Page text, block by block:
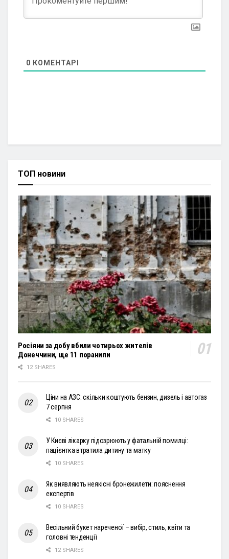
0 КОМЕНТАРІ
ТОП новини
Росіяни за добу вбили чотирьох жителів
Донеччини, ще 11 поранили
12 SHARES
Ціни на АЗС: скільки коштують бензин, дизель і автогаз
7 серпня
10 SHARES
У Києві лікарку підозрюють у фатальній помилці:
пацієнтка втратила дитину та матку
10 SHARES
Як виявляють неякісні бронежилети: пояснення
експертів
10 SHARES
Весільний букет нареченої – вибір, стиль, квіти та
головні тенденції
12 SHARES